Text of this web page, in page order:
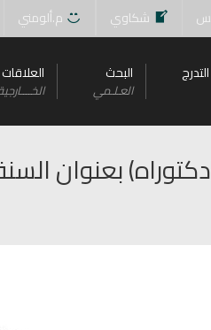
شكاوي م.ألومني
البحث
العـلـمي
العلاقات
بعنوان